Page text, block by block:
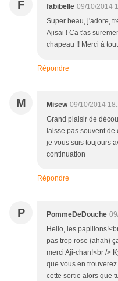
F fabibelle 09/10/2014
Super beau, j'adore,
Ajisai ! Ca t'as
chapeau !! Merci à
Répondre
M Misew 09/10/2014
Grand plaisir de
laisse pas souvent
je vous suis toujours
continuation
Répondre
P PommeDeDouche
Hello, les
pas trop rose (ahah)
merci Aji-chan!<br />
que vous en
cette sortie alors que